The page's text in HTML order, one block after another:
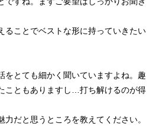
ることでベストな形に持っていきたい
とても細かく聞いていますよね。趣
こともありますし…打ち解けるのが得
だと思うところを教えてください。